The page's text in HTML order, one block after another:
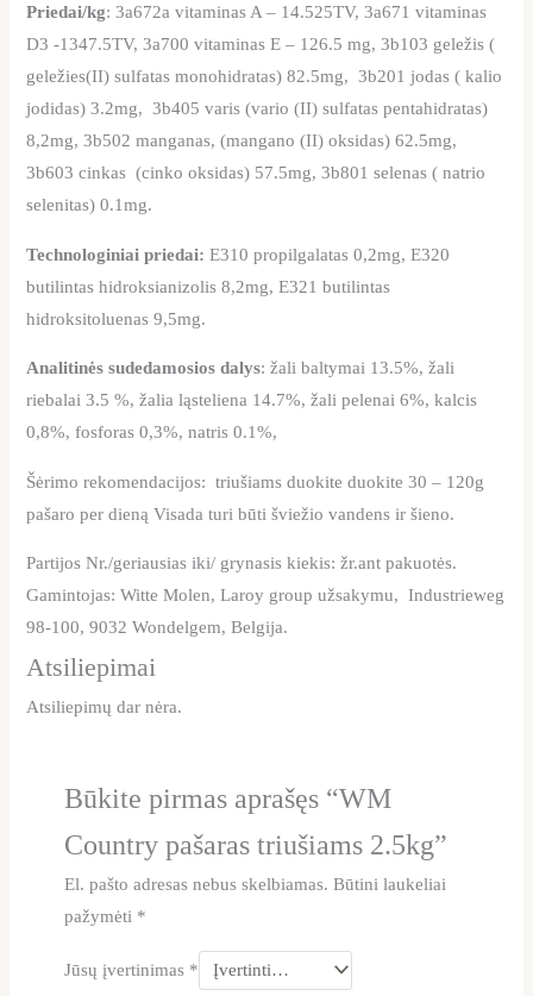
Priedai/kg: 3a672a vitaminas A – 14.525TV, 3a671 vitaminas
D3 -1347.5TV, 3a700 vitaminas E – 126.5 mg, 3b103 geležis (
geležies(II) sulfatas monohidratas) 82.5mg, 3b201 jodas ( kalio
jodidas) 3.2mg, 3b405 varis (vario (II) sulfatas pentahidratas)
8,2mg, 3b502 manganas, (mangano (II) oksidas) 62.5mg,
3b603 cinkas (cinko oksidas) 57.5mg, 3b801 selenas ( natrio
selenitas) 0.1mg.
Technologiniai priedai: E310 propilgalatas 0,2mg, E320
butilintas hidroksianizolis 8,2mg, E321 butilintas
hidroksitoluenas 9,5mg.
Analitinės sudedamosios dalys: žali baltymai 13.5%, žali
riebalai 3.5 %, žalia ląsteliena 14.7%, žali pelenai 6%, kalcis
0,8%, fosforas 0,3%, natris 0.1%,
Šėrimo rekomendacijos: triušiams duokite duokite 30 – 120g
pašaro per dieną Visada turi būti šviežio vandens ir šieno.
Partijos Nr./geriausias iki/ grynasis kiekis: žr.ant pakuotės.
Gamintojas: Witte Molen, Laroy group užsakymu, Industrieweg
98-100, 9032 Wondelgem, Belgija.
Atsiliepimai
Atsiliepimų dar nėra.
Būkite pirmas aprašęs “WM
Country pašaras triušiams 2.5kg”
El. pašto adresas nebus skelbiamas. Būtini laukeliai
pažymėti *
Jūsų įvertinimas *